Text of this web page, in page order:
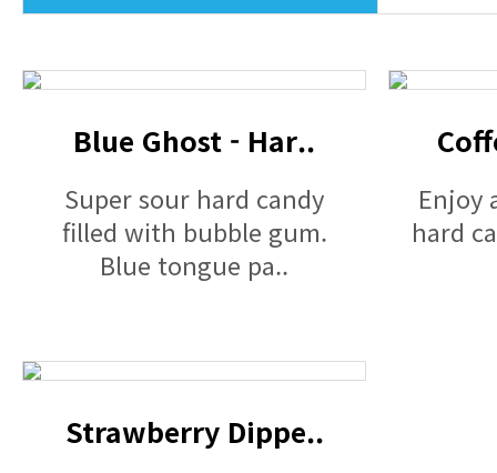
Blue Ghost - Har..
Super sour hard candy
filled with bubble gum.
Blue tongue pa..
Enjoy
hard
Strawberry Dippe..